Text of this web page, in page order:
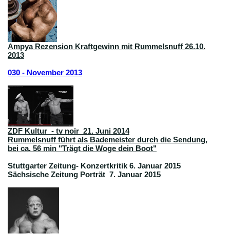
Ampya Rezension Kraftgewinn mit Rummelsnuff 26.10.
2013
030 - November 2013
ZDF Kultur - tv noir 21. Juni 2014
Rummelsnuff führt als Bademeister durch die Sendung,
bei ca. 56 min "Trägt die Woge dein Boot"
Stuttgarter Zeitung- Konzertkritik 6. Januar 2015
Sächsische Zeitung Porträt 7. Januar 2015